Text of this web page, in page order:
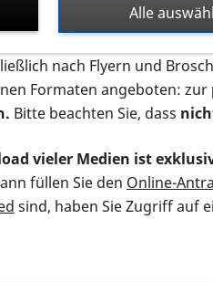
Seite finden Sie sämtliches
nach Flyern und
Formaten angeboten: zur
Bitte beachten Sie, dass
vieler Medien ist
füllen Sie den Online-
sind, haben Sie Zugriff auf
Alle